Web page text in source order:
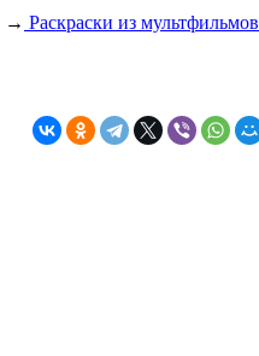
→ Раскраски из мультфильмов